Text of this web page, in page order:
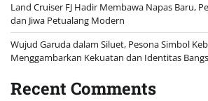
Land Cruiser FJ Hadir Membawa Napas Baru,
dan Jiwa Petualang Modern
Wujud Garuda dalam Siluet, Pesona Simbol
Menggambarkan Kekuatan dan Identitas
Recent Comments